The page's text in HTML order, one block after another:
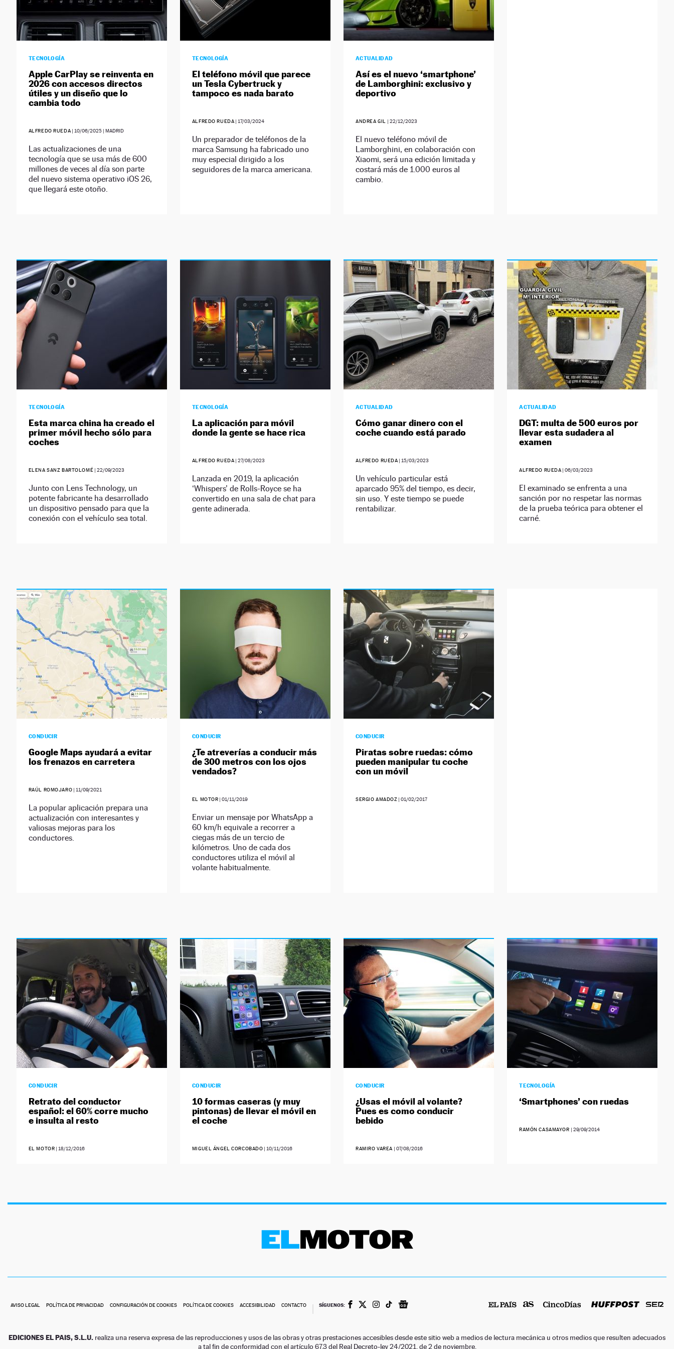
TECNOLOGÍA
Apple CarPlay se reinventa en
2026 con accesos directos
útiles y un diseño que lo
cambia todo
ALFREDO RUEDA | 10/06/2025 | MADRID
Las actualizaciones de una
tecnología que se usa más de 600
millones de veces al día son parte
del nuevo sistema operativo iOS 26,
que llegará este otoño.
TECNOLOGÍA
El teléfono móvil que parece
un Tesla Cybertruck y
tampoco es nada barato
ALFREDO RUEDA | 17/03/2024
Un preparador de teléfonos de la
marca Samsung ha fabricado uno
muy especial dirigido a los
seguidores de la marca americana.
ACTUALIDAD
Así es el nuevo ‘smartphone’
de Lamborghini: exclusivo y
deportivo
ANDREA GIL | 22/12/2023
El nuevo teléfono móvil de
Lamborghini, en colaboración con
Xiaomi, será una edición limitada y
costará más de 1.000 euros al
cambio.
TECNOLOGÍA
Esta marca china ha creado el
primer móvil hecho sólo para
coches
ELENA SANZ BARTOLOMÉ |22/09/2023
Junto con Lens Technology, un
potente fabricante ha desarrollado
un dispositivo pensado para que la
conexión con el vehículo sea total.
TECNOLOGÍA
La aplicación para móvil
donde la gente se hace rica
ALFREDO RUEDA |27/08/2023
Lanzada en 2019, la aplicación
‘Whispers’ de Rolls-Royce se ha
convertido en una sala de chat para
gente adinerada.
ACTUALIDAD
Cómo ganar dinero con el
coche cuando está parado
ALFREDO RUEDA | 15/03/2023
Un vehículo particular está
aparcado 95% del tiempo, es decir,
sin uso. Y este tiempo se puede
rentabilizar.
ACTUALIDAD
DGT: multa de 500 euros por
llevar esta sudadera al
examen
ALFREDO RUEDA |06/03/2023
El examinado se enfrenta a una
sanción por no respetar las normas
de la prueba teórica para obtener el
carné.
CONDUCIR
Google Maps ayudará a evitar
los frenazos en carretera
RAÚL ROMOJARO | 11/09/2021
La popular aplicación prepara una
actualización con interesantes y
valiosas mejoras para los
conductores.
CONDUCIR
¿Te atreverías a conducir más
de 300 metros con los ojos
vendados?
EL MOTOR |01/11/2019
Enviar un mensaje por WhatsApp a
60 km/h equivale a recorrer a
ciegas más de un tercio de
kilómetros. Uno de cada dos
conductores utiliza el móvil al
volante habitualmente.
CONDUCIR
Piratas sobre ruedas: cómo
pueden manipular tu coche
con un móvil
SERGIO AMADOZ |01/02/2017
CONDUCIR
Retrato del conductor
español: el 60% corre mucho
e insulta al resto
EL MOTOR | 18/12/2016
CONDUCIR
10 formas caseras (y muy
pintonas) de llevar el móvil en
el coche
MIGUEL ÁNGEL CORCOBADO | 10/11/2016
CONDUCIR
¿Usas el móvil al volante?
Pues es como conducir
bebido
RAMIRO VAREA | 07/08/2016
TECNOLOGÍA
‘Smartphones’ con ruedas
RAMÓN CASAMAYOR | 29/09/2014
AVISO LEGAL POLÍTICA DE PRIVACIDAD CONFIGURACIÓN DE COOKIES POLÍTICA DE COOKIES ACCESIBILIDAD CONTACTO SÍGUENOS:
EDICIONES EL PAIS, S.L.U. realiza una reserva expresa de las reproducciones y usos de las obras y otras prestaciones accesibles desde este sitio web a medios de lectura mecánica u otros medios que resulten adecuados
a tal fin de conformidad con el artículo 67.3 del Real Decreto-ley 24/2021, de 2 de noviembre.